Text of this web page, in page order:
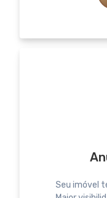
Seu imóvel